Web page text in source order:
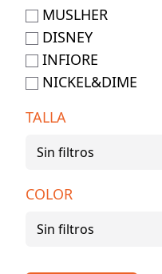
MUSLHER
DISNEY
INFIORE
NICKEL&DIME
TALLA
COLOR